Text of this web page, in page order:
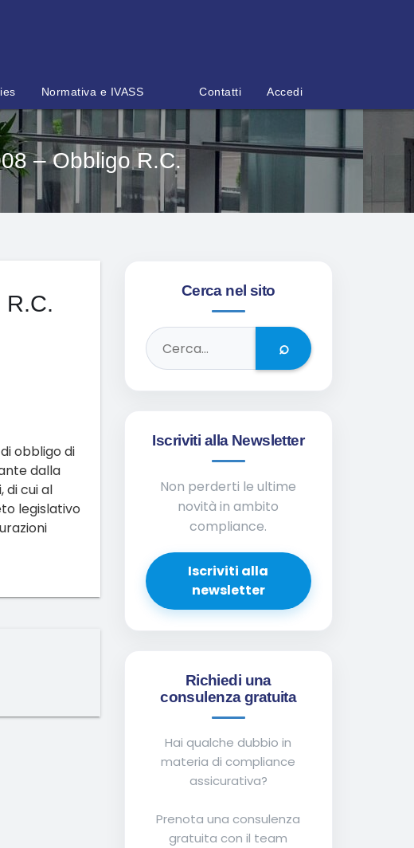
Normativa e IVASS Contatti Accedi
– Obbligo R.C.
R.C.
obbligo di
dalla
di cui al
legislativo
Cerca nel sito
⌕
Iscriviti alla Newsletter
Non perderti le ultime
novità in ambito
compliance.
Iscriviti alla
newsletter
Richiedi una
consulenza gratuita
Hai qualche dubbio in
materia di compliance
assicurativa?
Prenota una consulenza
gratuita con il team